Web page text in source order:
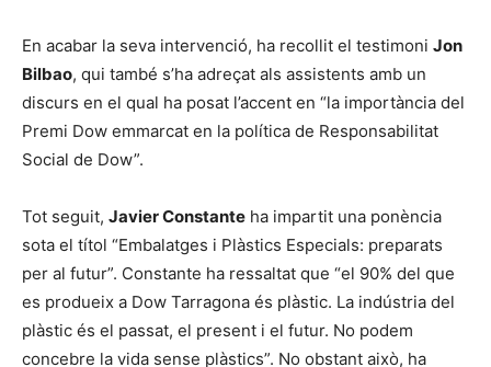
En acabar la seva intervenció, ha recollit el testimoni Jon
Bilbao, qui també s’ha adreçat als assistents amb un
discurs en el qual ha posat l’accent en “la importància del
Premi Dow emmarcat en la política de Responsabilitat
Social de Dow”.
Tot seguit, Javier Constante ha impartit una ponència
sota el títol “Embalatges i Plàstics Especials: preparats
per al futur”. Constante ha ressaltat que “el 90% del que
es produeix a Dow Tarragona és plàstic. La indústria del
plàstic és el passat, el present i el futur. No podem
concebre la vida sense plàstics”. No obstant això, ha